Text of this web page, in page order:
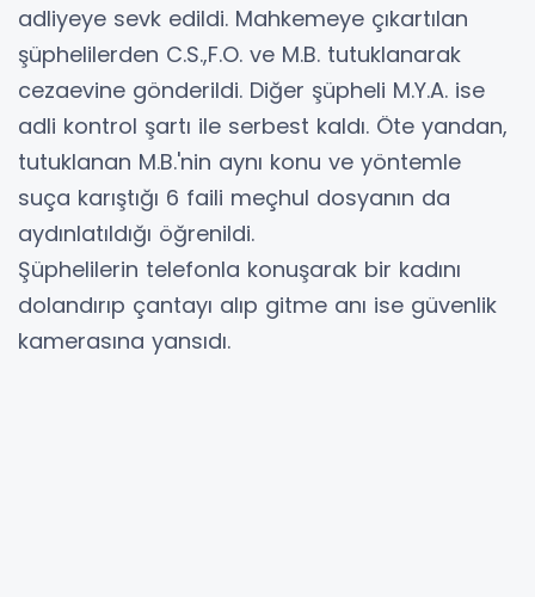
adliyeye sevk edildi. Mahkemeye çıkartılan
şüphelilerden C.S.,F.O. ve M.B. tutuklanarak
cezaevine gönderildi. Diğer şüpheli M.Y.A. ise
adli kontrol şartı ile serbest kaldı. Öte yandan,
tutuklanan M.B.'nin aynı konu ve yöntemle
suça karıştığı 6 faili meçhul dosyanın da
aydınlatıldığı öğrenildi.
Şüphelilerin telefonla konuşarak bir kadını
dolandırıp çantayı alıp gitme anı ise güvenlik
kamerasına yansıdı.